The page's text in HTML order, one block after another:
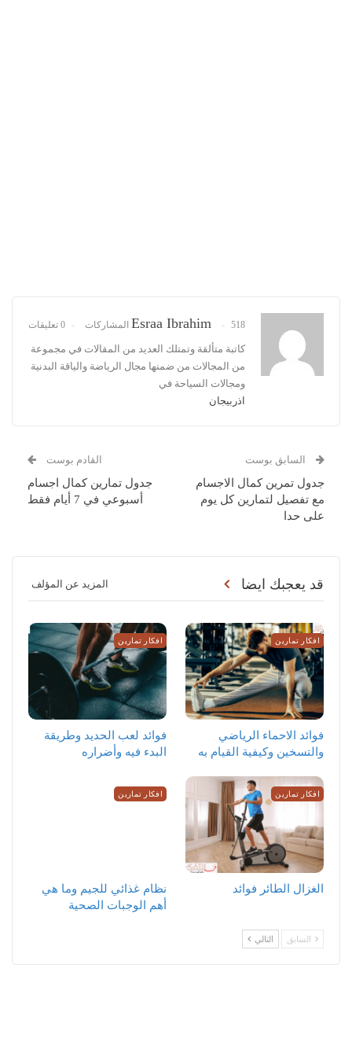
Esraa Ibrahim 518 المشاركات 0 تعليقات
كاتبة متألقة وتمتلك العديد من المقالات في مجموعة
من المجالات من ضمنها مجال الرياضة والياقة البدنية
ومجالات السياحة في
اذربيجان
السابق بوست
جدول تمرين كمال الاجسام
مع تفصيل لتمارين كل يوم
على حدا
القادم بوست
جدول تمارين كمال اجسام
أسبوعي في 7 أيام فقط
قد يعجبك ايضا المزيد عن المؤلف
افكار تمارين
‏فوائد الاحماء الرياضي
والتسخين وكيفية القيام به
افكار تمارين
فوائد لعب الحديد وطريقة
البدء فيه وأضراره
افكار تمارين
الغزال الطائر فوائد
افكار تمارين
نظام غذائي للجيم وما هي
أهم الوجبات الصحية
السابق التالي